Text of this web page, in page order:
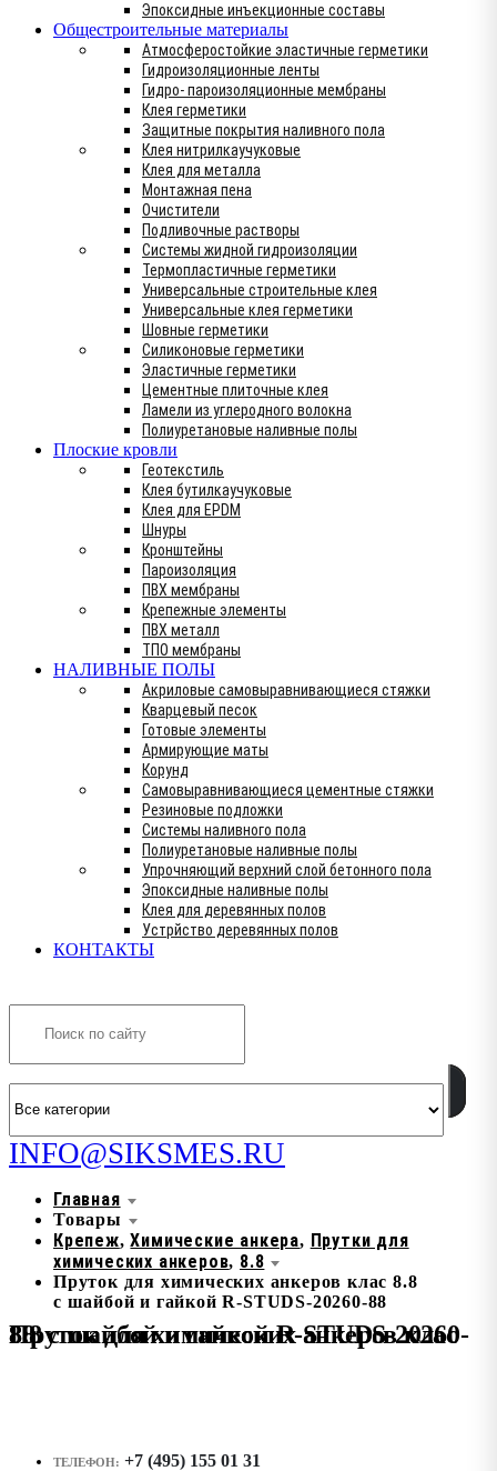
Эпоксидные инъекционные составы
Общестроительные материалы
Атмосферостойкие эластичные герметики
Гидроизоляционные ленты
Гидро- пароизоляционные мембраны
Клея герметики
Защитные покрытия наливного пола
Клея нитрилкаучуковые
Клея для металла
Монтажная пена
Очистители
Подливочные растворы
Системы жидной гидроизоляции
Термопластичные герметики
Универсальные строительные клея
Универсальные клея герметики
Шовные герметики
Силиконовые герметики
Эластичные герметики
Цементные плиточные клея
Ламели из углеродного волокна
Полиуретановые наливные полы
Плоские кровли
Геотекстиль
Клея бутилкаучуковые
Клея для EPDM
Шнуры
Кронштейны
Пароизоляция
ПВХ мембраны
Крепежные элементы
ПВХ металл
ТПО мембраны
НАЛИВНЫЕ ПОЛЫ
Акриловые самовыравнивающиеся стяжки
Кварцевый песок
Готовые элементы
Армирующие маты
Корунд
Самовыравнивающиеся цементные стяжки
Резиновые подложки
Системы наливного пола
Полиуретановые наливные полы
Упрочняющий верхний слой бетонного пола
Эпоксидные наливные полы
Клея для деревянных полов
Устрйство деревянных полов
КОНТАКТЫ
INFO@SIKSMES.RU
Главная
Товары
Крепеж,Химические анкера, Прутки для
химических анкеров, 8.8
Пруток для химических анкеров клас 8.8
с шайбой и гайкой R-STUDS-20260-88
Пруток для химических анкеров клас 8.8 с шайбой и гайкой R-STUDS-20260-88
ТЕЛЕФОН: +7 (495) 155 01 31